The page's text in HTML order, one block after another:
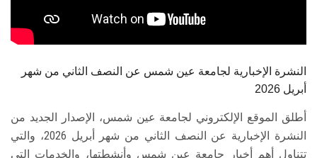
سجل الان
النشرة الإخبارية لجامعة عين شمس عن النصف الثاني من شهر
أبريل 2026
أطلق الموقع الإلكتروني لجامعة عين شمس، الإصدار الجديد من
النشرة الإخبارية عن النصف الثاني من شهر أبريل 2026، والتي
تتناول أهم أخبار جامعة عين شمس وأنشطتها، والخدمات التي